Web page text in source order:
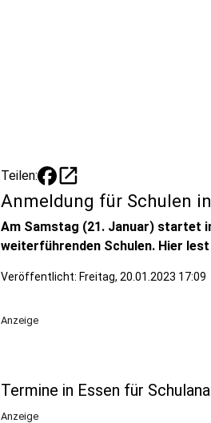
Teilen: open_in_new
Anmeldung für Schulen
Am Samstag (21. Januar) startet
weiterführenden Schulen. Hier
Veröffentlicht: Freitag, 20.01.2023 17:09
Anzeige
Termine in Essen für
Anzeige